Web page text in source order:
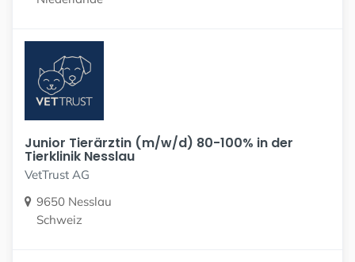
Junior Tierärztin (m/w/d) 80-100% in der
Tierklinik Nesslau
VetTrust AG
9650 Nesslau
Schweiz